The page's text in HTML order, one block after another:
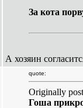
За кота
А хозяин
quote:
Originally
Гоша